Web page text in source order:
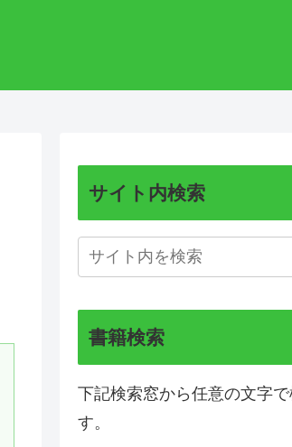
サイト内検索
書籍検索
下記検索窓から任意の文字で
す。